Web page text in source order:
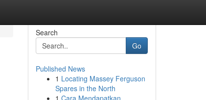
Search
Go
Published News
1 Locating Massey Ferguson
Spares in the North
1 Cara Mendapatkan